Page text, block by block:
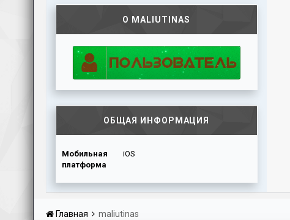
О MALIUTINAS
ОБЩАЯ ИНФОРМАЦИЯ
Мобильная
платформа
iOS
Главная maliutinas